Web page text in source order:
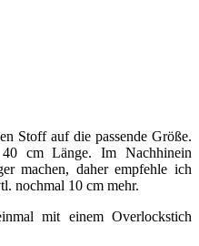
Stoff auf die passende Größe.
cm Länge. Im Nachhinein
machen, daher empfehle ich
nochmal 10 cm mehr.
mit einem Overlockstich